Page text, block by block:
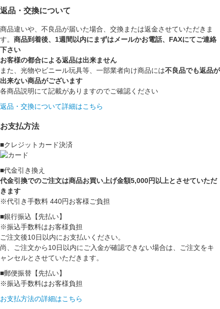
返品・交換について
商品違いや、不良品が届いた場合、交換または返金させていただきま
す。 商品到着後、1週間以内にまずはメールかお電話、FAXにてご連絡
下さい
お客様の都合による返品は出来ません
また、光物やビニール玩具等、一部業者向け商品には不良品でも返品が
出来ない商品がございます
各商品説明にて記載がありますのでご確認ください
返品・交換について詳細はこちら
お支払方法
■クレジットカード決済
■代金引き換え
代金引換でのご注文は商品お買い上げ金額5,000円以上とさせていただ
きます
※代引き手数料 440円お客様ご負担
■銀行振込【先払い】
※振込手数料はお客様負担
ご注文後10日以内にお支払いください。
尚、ご注文から10日以内にご入金が確認できない場合は、ご注文をキ
ャンセルとさせていただきます。
■郵便振替【先払い】
※振込手数料はお客様負担
お支払方法の詳細はこちら